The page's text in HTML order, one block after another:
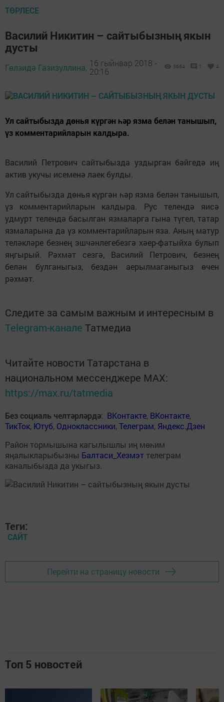
ТӨРЛЕСЕ
Василий Никитин – сайтыбызның якын
дусты
Гөлзидә Газизуллина, 16 гыйнвар 2018 -
20:16
3664 1 4
Ул сайтыбызда дөнья күргән һәр язма белән танышып,
үз комментарийларын калдыра.
Василий Петрович сайтыбызда уздырган бәйгедә иң
актив укучы исеменә лаек булды.
Ул сайтыбызда дөнья күргән һәр язма белән танышып,
үз комментарийларын калдыра. Рус телендә яисә
удмурт телендә басылган язмаларга гына түгел, татар
язмаларына да үз комментарийларын яза. Аның матур
теләкләре безнең эшчәнлегебезгә хәер-фатыйха булып
яңгырый. Рәхмәт сезгә, Василий Петрович, безнең
белән булганыгыз, бездән аерылмаганыгыз өчен
рәхмәт.
Следите за самым важным и интересным в
Telegram-канале Татмедиа
Читайте новости Татарстана в
национальном мессенджере MАХ:
https://max.ru/tatmedia
Без социаль челтәрләрдә: ВКонтакте, ВКонтакте,
ТикТок, Ютуб, Одноклассники,Телеграм, Яндекс.Дзен
Район тормышына кагылышлы иң мөһим
яңалыкларыбызны Балтаси_Хезмэт телеграм
каналыбызда да укыгыз.
Теги:
САЙТ
Перейти на страницу новости
Топ 5 новостей